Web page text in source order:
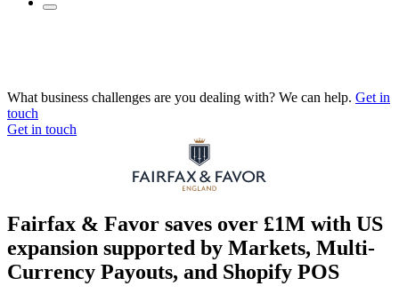
What business challenges are you dealing with? We can help. Get in
touch
Get in touch
Fairfax & Favor saves over £1M with US
expansion supported by Markets, Multi-
Currency Payouts, and Shopify POS